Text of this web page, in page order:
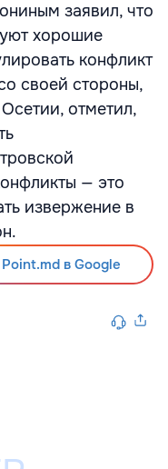
заявил, что
хорошие
конфликт
своей стороны,
отметил,
— это
извержение в
в Google